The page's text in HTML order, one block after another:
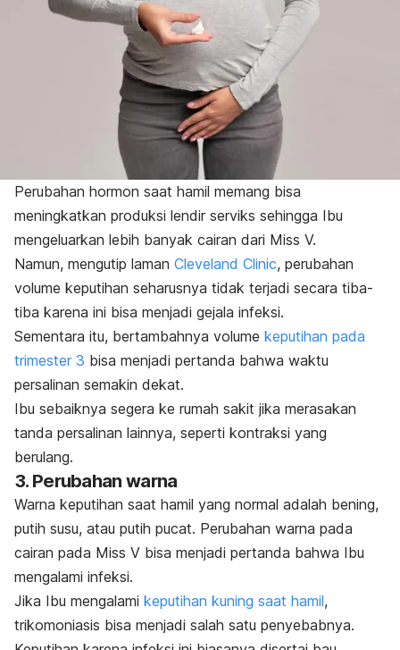
Perubahan hormon saat hamil memang bisa
meningkatkan produksi lendir serviks sehingga Ibu
mengeluarkan lebih banyak cairan dari Miss V.
Namun, mengutip laman Cleveland Clinic, perubahan
volume keputihan seharusnya tidak terjadi secara tiba-
tiba karena ini bisa menjadi gejala infeksi.
Sementara itu, bertambahnya volume keputihan pada
trimester 3 bisa menjadi pertanda bahwa waktu
persalinan semakin dekat.
Ibu sebaiknya segera ke rumah sakit jika merasakan
tanda persalinan lainnya, seperti kontraksi yang
berulang.
3. Perubahan warna
Warna keputihan saat hamil yang normal adalah bening,
putih susu, atau putih pucat. Perubahan warna pada
cairan pada Miss V bisa menjadi pertanda bahwa Ibu
mengalami infeksi.
Jika Ibu mengalami keputihan kuning saat hamil,
trikomoniasis bisa menjadi salah satu penyebabnya.